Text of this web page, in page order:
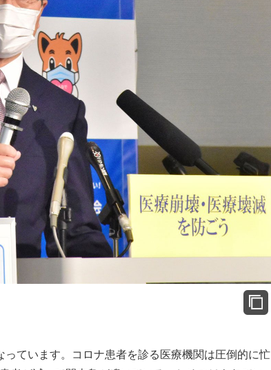
っています。コロナ患者を診る医療機関は圧倒的に忙